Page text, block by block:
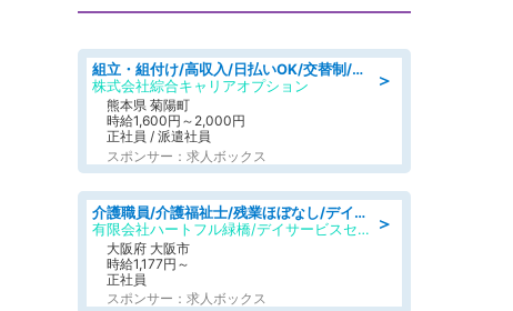
＞
組立・組付け/高収入/日払いOK/交替制/20・30・40代活躍中/製造 工場
株式会社綜合キャリアオプション
熊本県 菊陽町
時給1,600円～2,000円
正社員 / 派遣社員
スポンサー：求人ボックス
＞
介護職員/介護福祉士/残業ほぼなし/デイサービスの介護士/日勤のみ
有限会社ハートフル緑橋/デイサービスセンター ハートフル東成
大阪府 大阪市
時給1,177円～
正社員
スポンサー：求人ボックス